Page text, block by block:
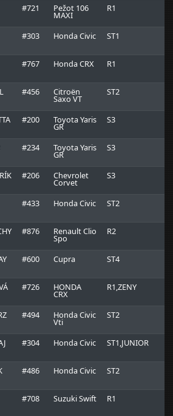
#721 Pežot 106
MAXI
R1
#303 Honda Civic ST1
#767 Honda CRX R1
#456 Citroën
Saxo VT
ST2
#200 Toyota Yaris
GR
S3
#234 Toyota Yaris
GR
S3
#206 Chevrolet
Corvet
S3
#433 Honda Civic ST2
#876 Renault Clio
Spo
R2
#600 Cupra ST4
#726 HONDA
CRX
R1,ZENY
#494 Honda Civic
Vti
ST2
#304 Honda Civic ST1,JUNIOR
#486 Honda Civic ST2
#708 Suzuki Swift R1